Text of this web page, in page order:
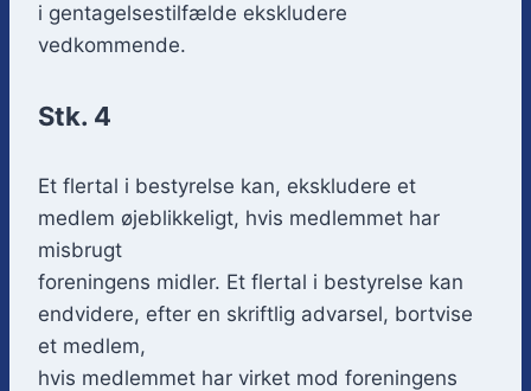
i gentagelsestilfælde ekskludere
vedkommende.
Stk. 4
Et flertal i bestyrelse kan, ekskludere et
medlem øjeblikkeligt, hvis medlemmet har
misbrugt
foreningens midler. Et flertal i bestyrelse kan
endvidere, efter en skriftlig advarsel, bortvise
et medlem,
hvis medlemmet har virket mod foreningens